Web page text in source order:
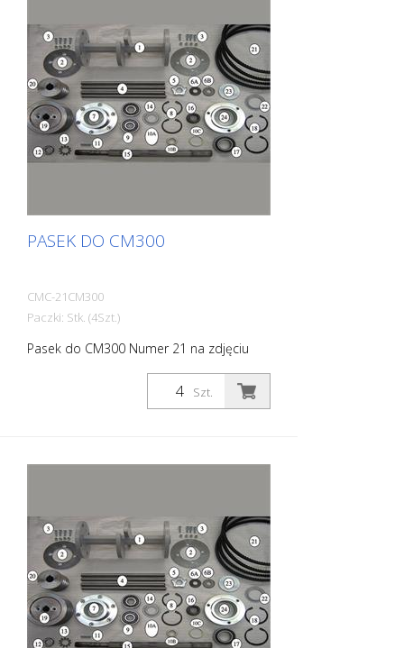
PASEK DO CM300
CMC-21CM300
Paczki: Stk. (4Szt.)
Pasek do CM300 Numer 21 na zdjęciu
Szt.